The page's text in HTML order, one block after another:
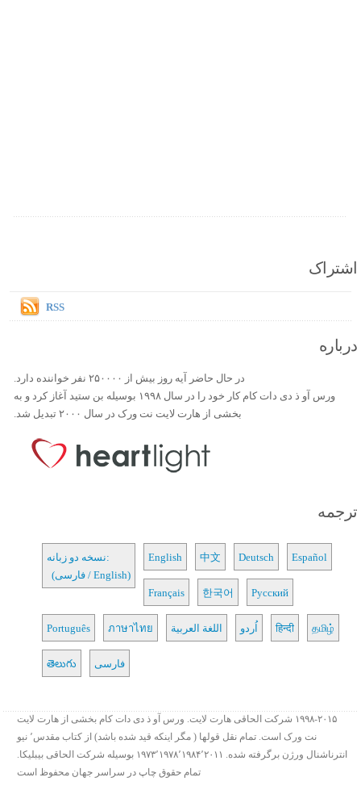
اشتراک
RSS
درباره
در حال حاضر آیه روز بیش از ۲۵۰۰۰۰ نفر خواننده دارد.
ورس آو ذ دی دات کام کار خود را در سال ۱۹۹۸ بوسیله بن ستید آغاز کرد و به
بخشی از هارت لایت نت ورک در سال ۲۰۰۰ تبدیل شد.
ترجمه
نسخه دو زبانه:
(فارسی / English)
English 中文 Deutsch Español
Français 한국어 Русский
Português ภาษาไทย اللغة العربية اُردو हिन्दी தமிழ்
తెలుగు فارسی
۱۹۹۸-۲۰۱۵ شرکت الحاقی هارت لایت. ورس آو ذ دی دات کام بخشی از هارت لایت
نت ورک است. تمام نقل قولها ( مگر اینکه قید شده باشد) از کتاب مقدس٬ نیو
انترناشنال ورژن برگرفته شده. ۱۹۷۳٬۱۹۷۸٬۱۹۸۴٬۲۰۱۱ بوسیله شرکت الحاقی بیبلیکا.
تمام حقوق چاپ در سراسر جهان محفوظ است